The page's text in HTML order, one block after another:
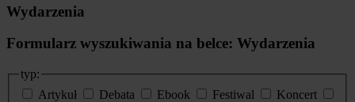
Wydarzenia
Formularz wyszukiwania na belce: Wydarzenia
typ:
Artykuł
Debata Ebook Festiwal
Koncert